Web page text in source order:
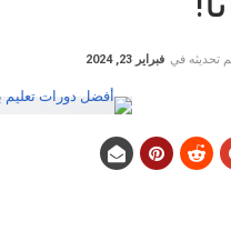
تحديثه في فبراير 23, 2024